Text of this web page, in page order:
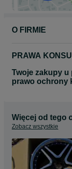
odnośnie wyboru
stronie
O FIRMIE
PRAWA
Twoje zakupy
prawo ochrony
Więcej od tego
Zobacz wszystkie